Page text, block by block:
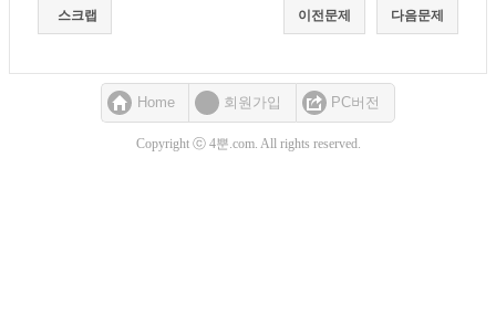
스크랩 다음문제
이전문제
Home 회원가입 PC버전
Copyright ⓒ 4뿐.com. All rights reserved.